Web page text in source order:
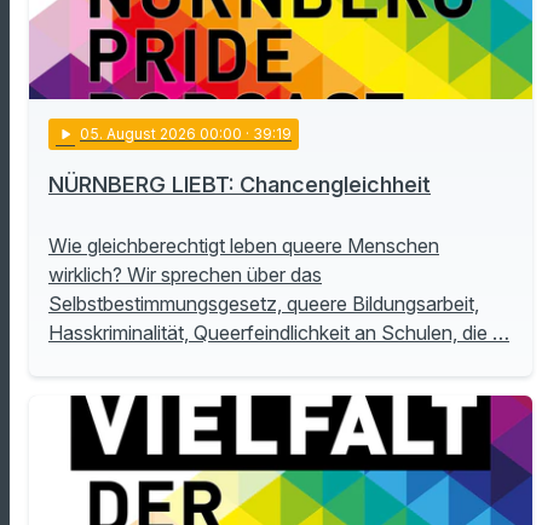
play_arrow 05. August 2026 00:00 · 39:19
NÜRNBERG LIEBT: Chancengleichheit
Wie gleichberechtigt leben queere Menschen
wirklich? Wir sprechen über das
Selbstbestimmungsgesetz, queere Bildungsarbeit,
Hasskriminalität, Queerfeindlichkeit an Schulen, die …